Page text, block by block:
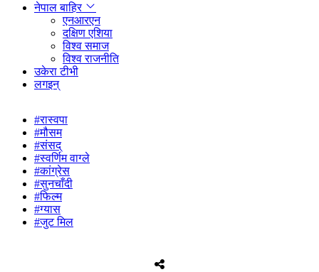
नेपाल बाहिर
एनआरएन
दक्षिण एशिया
विश्व समाज
विश्व राजनीति
उकेरा टीभी
लगइन्
#रास्वपा
#मौसम
#संसद्
#स्वर्णिम वाग्ले
#कांग्रेस
#सुनचाँदी
#फिल्म
#ग्यास
#जुट मिल